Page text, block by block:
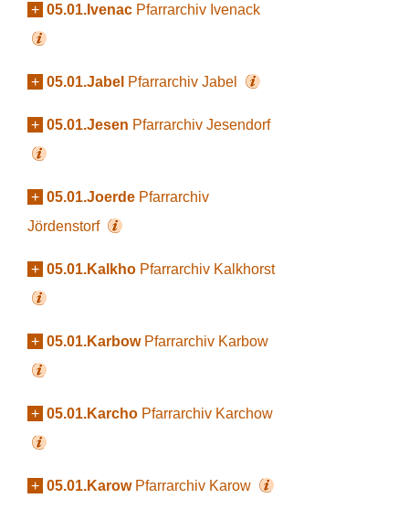
+ 05.01.Ivenac Pfarrarchiv Ivenack
+ 05.01.Jabel Pfarrarchiv Jabel
+ 05.01.Jesen Pfarrarchiv Jesendorf
+ 05.01.Joerde Pfarrarchiv
Jördenstorf
+ 05.01.Kalkho Pfarrarchiv Kalkhorst
+ 05.01.Karbow Pfarrarchiv Karbow
+ 05.01.Karcho Pfarrarchiv Karchow
+ 05.01.Karow Pfarrarchiv Karow